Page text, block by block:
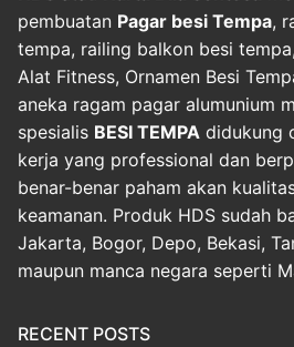
pembuatan Pagar besi Tempa,
tempa, railing balkon besi
Alat Fitness, Ornamen Besi
aneka ragam pagar alumunium
spesialis BESI TEMPA didukung
kerja yang professional dan
benar-benar paham akan
keamanan. Produk HDS sudah
Jakarta, Bogor, Depo, Bekasi,
maupun manca negara seperti
RECENT POSTS